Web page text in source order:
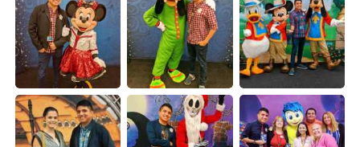
Français Deutsch
日本語 한국어
Русский ไทย
Indonesia Italiano